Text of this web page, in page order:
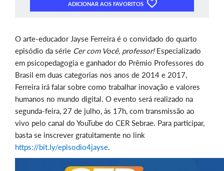
ADICIONAR AOS FAVORITOS
O arte-educador Jayse Ferreira é o convidado do quarto
episódio da série Cer com Você, professor!Especializado
em psicopedagogia e ganhador do Prêmio Professores do
Brasil em duas categorias nos anos de 2014 e 2017,
Ferreira irá falar sobre como trabalhar inovação e valores
humanos no mundo digital. O evento será realizado na
segunda-feira, 27 de julho, às 17h, com transmissão ao
vivo pelo canal do YouTube do CER Sebrae. Para participar,
basta se inscrever gratuitamente no link
https://bit.ly/episodio4jayse.